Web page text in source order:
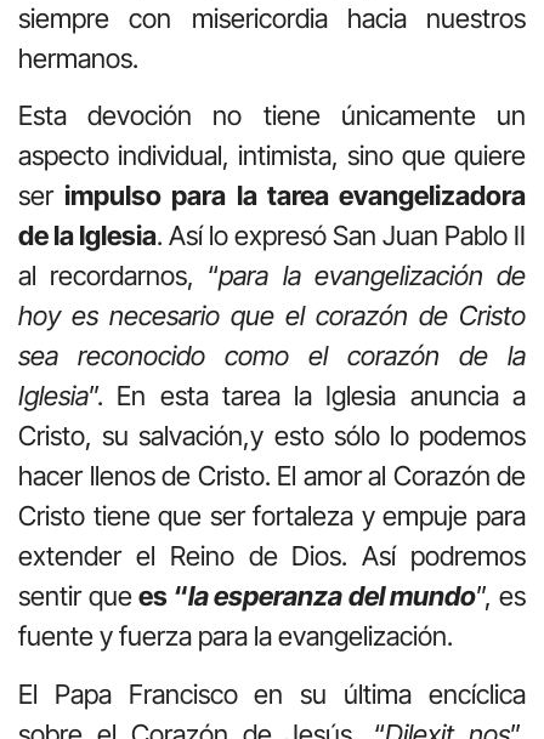
siempre con misericordia hacia nuestros
hermanos.
Esta devoción no tiene únicamente un
aspecto individual, intimista, sino que quiere
ser impulso para la tarea evangelizadora
de la Iglesia. Así lo expresó San Juan Pablo II
al recordarnos, “para la evangelización de
hoy es necesario que el corazón de Cristo
sea reconocido como el corazón de la
Iglesia”. En esta tarea la Iglesia anuncia a
Cristo, su salvación,y esto sólo lo podemos
hacer llenos de Cristo. El amor al Corazón de
Cristo tiene que ser fortaleza y empuje para
extender el Reino de Dios. Así podremos
sentir quees “la esperanza del mundo”, es
fuente y fuerza para la evangelización.
El Papa Francisco en su última encíclica